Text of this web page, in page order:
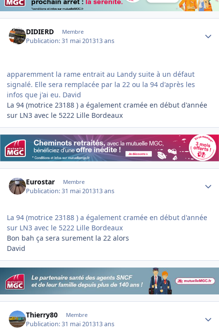
DIDIERD Membre
Publication:31 mai 201313 ans
apparemment la rame entrait au Landy suite à un défaut
signalé. Elle sera remplacée par la 22 ou la 94 d'après les
infos que j'ai eu. David
La 94 (motrice 23188 ) a également cramée en début d'année
sur LN3 avec le 5222 Lille Bordeaux
Eurostar Membre
Publication:31 mai 201313 ans
La 94 (motrice 23188 ) a également cramée en début d'année
sur LN3 avec le 5222 Lille Bordeaux
Bon bah ça sera surement la 22 alors
David
Thierry80 Membre
Publication:31 mai 201313 ans